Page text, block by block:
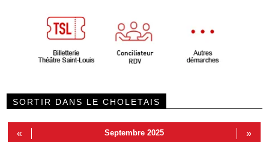
SORTIR DANS LE CHOLETAIS
« Septembre 2025 »